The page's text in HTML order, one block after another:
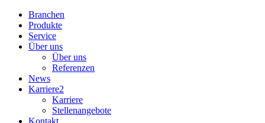
Branchen
Produkte
Service
Über uns
Über uns
Referenzen
News
Karriere2
Karriere
Stellenangebote
Kontakt